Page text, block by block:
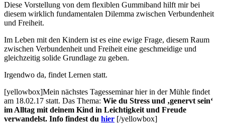
Diese Vorstellung von dem flexiblen Gummiband hilft mir bei
diesem wirklich fundamentalen Dilemma zwischen Verbundenheit
und Freiheit.
Im Leben mit den Kindern ist es eine ewige Frage, diesem Raum
zwischen Verbundenheit und Freiheit eine geschmeidige und
gleichzeitig solide Grundlage zu geben.
Irgendwo da, findet Lernen statt.
[yellowbox]Mein nächstes Tagesseminar hier in der Mühle findet
am 18.02.17 statt. Das Thema: Wie du Stress und ‚genervt sein‘
im Alltag mit deinem Kind in Leichtigkeit und Freude
verwandelst. Info findest du hier [/yellowbox]